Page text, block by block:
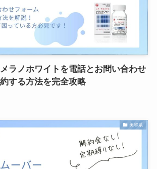
ラノホワイトを電話とお問い合わせ
する方法を完全攻略
美容系